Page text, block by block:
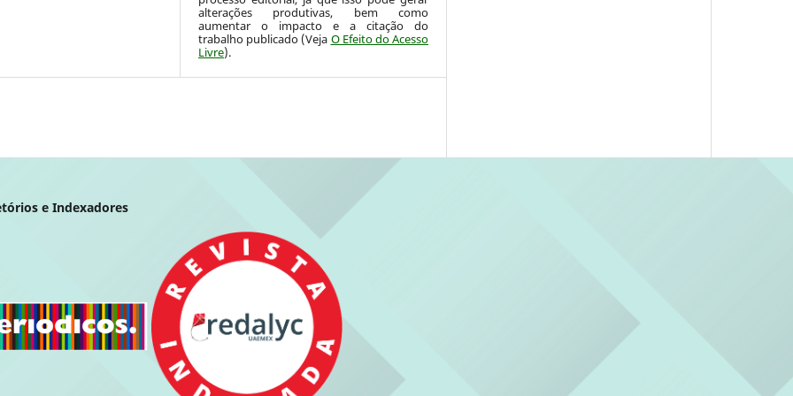
alterações produtivas, bem como
aumentar o impacto e a citação do
trabalho publicado (Veja O Efeito do Acesso
Livre).
e Indexadores